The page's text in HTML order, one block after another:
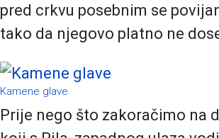
pred crkvu posebnim se
tako da njegovo platno ne
Kamene glave
Prije nego što zakoračimo na